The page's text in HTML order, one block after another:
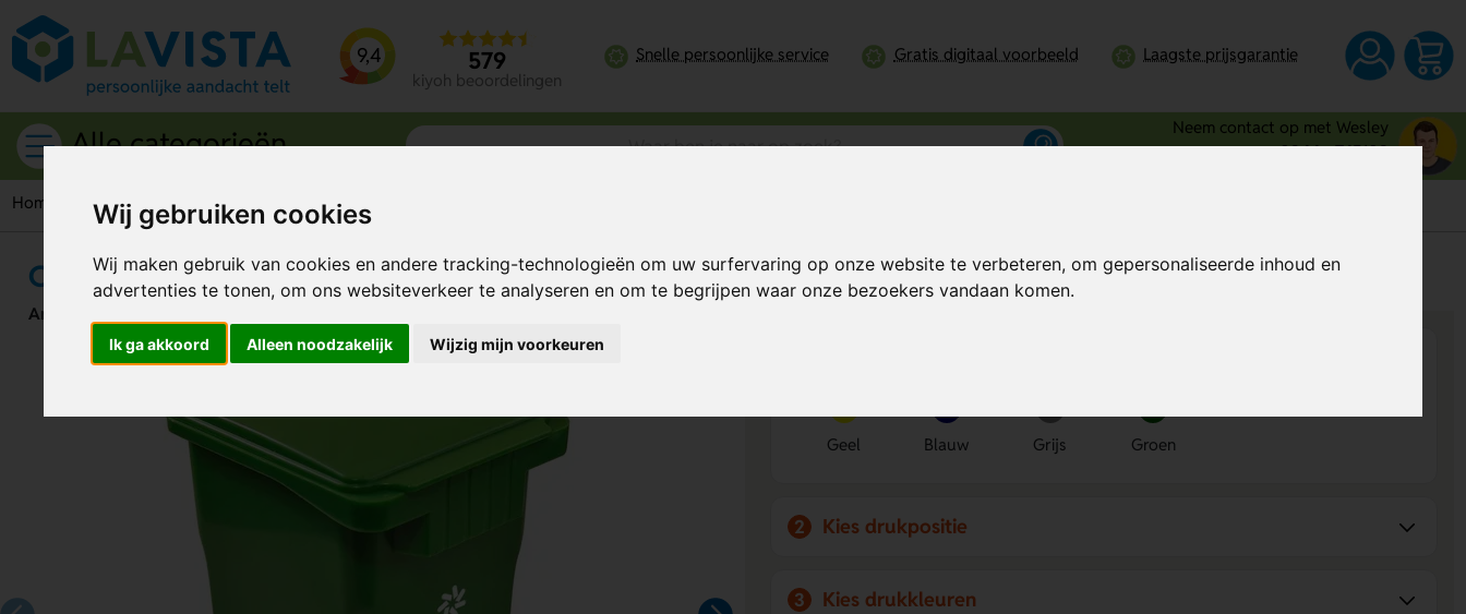
Wij gebruiken cookies
Wij maken gebruik van cookies en andere tracking-technologieën om uw surfervaring op onze website te verbeteren, om gepersonaliseerde inhoud en
advertenties te tonen, om ons websiteverkeer te analyseren en om te begrijpen waar onze bezoekers vandaan komen.
Ik ga akkoord Alleen noodzakelijk Wijzig mijn voorkeuren
9,4 579
kiyoh beoordelingen
Snelle persoonlijke service Gratis digitaal voorbeeld Laagste prijsgarantie
Alle categorieën
Neem contact op met Wesley
0344 - 745109
Home Bureau accessoires Pennenhouders
Container Penhouder
Artikelnummer:
Bereken mijn prijs Al vanaf€ 1,01per stuk (excl. BTW)
Geel Blauw Grijs Groen
2 Kies drukpositie
3 Kies drukkleuren